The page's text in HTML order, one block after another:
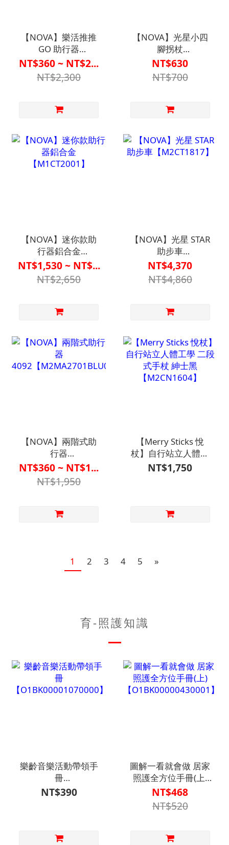
【NOVA】樂活推推
GO 助行器
【M1CT2003】
NT$360 ~ NT$2...
NT$2,300
【NOVA】光星小四
腳拐杖
5620【NT$630
NT$700
【NOVA】迷你款助
行器鋁合金
【M1CT2001】
NT$1,530 ~ NT$...
NT$2,650
【NOVA】光星 STAR
助步車
【M2CT1817】
NT$4,370
NT$4,860
【NOVA】兩階式助
行器
4092【M2MA2701BLU0000】
NT$360 ~ NT$1...
NT$1,950
【Merry Sticks 悅
杖】自行站立人體工
學 二段式手杖 紳士黑
【M2CN1604】
NT$1,750
1 2 3 4 5 »
育-照護知識
樂齡音樂活動帶領手
冊
【O1BK00001070000】
NT$390
圖解一看就會做 居家
照護全方位手冊(上)
【O1BK00000430001】
NT$468
NT$520